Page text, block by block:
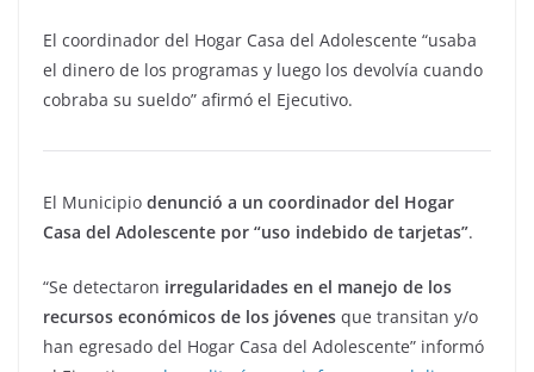
El coordinador del Hogar Casa del Adolescente “usaba
el dinero de los programas y luego los devolvía cuando
cobraba su sueldo” afirmó el Ejecutivo.
El Municipio denunció a un coordinador del Hogar
Casa del Adolescente por “uso indebido de tarjetas”.
“Se detectaron irregularidades en el manejo de los
recursos económicos de los jóvenes que transitan y/o
han egresado del Hogar Casa del Adolescente” informó